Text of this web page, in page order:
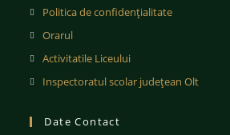
Politica de confidențialitate
Orarul
Activitatile Liceului
Inspectoratul scolar județean Olt
Date Contact